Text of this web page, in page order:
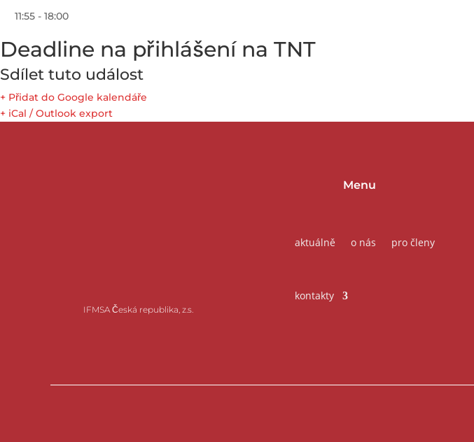
11:55 - 18:00
Deadline na přihlášení na TNT
Sdílet tuto událost
+ Přidat do Google kalendáře
+ iCal / Outlook export
IFMSA Česká republika, z.s.
Menu
aktuálně o nás pro členy
kontakty